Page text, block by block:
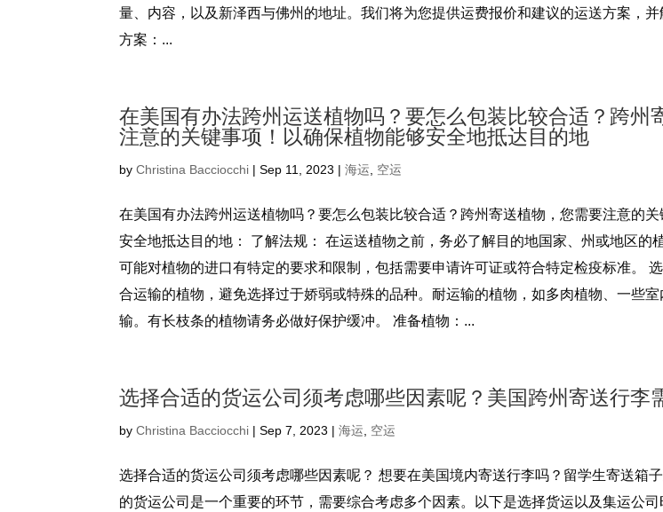
量、内容，以及新泽西与佛州的地址。我们将为您提供运费报价和建议的运送方案，
方案：...
在美国有办法跨州运送植物吗？要怎么包装比较合适？跨州
注意的关键事项！以确保植物能够安全地抵达目的地
byChristina Bacciocchi |Sep 11, 2023 |海运 空运
在美国有办法跨州运送植物吗？要怎么包装比较合适？跨州寄送植物，您需要注意的
安全地抵达目的地： 了解法规： 在运送植物之前，务必了解目的地国家、州或地区的
可能对植物的进口有特定的要求和限制，包括需要申请许可证或符合特定检疫标准。
合运输的植物，避免选择过于娇弱或特殊的品种。耐运输的植物，如多肉植物、一些
输。有长枝条的植物请务必做好保护缓冲。 准备植物：...
选择合适的货运公司须考虑哪些因素呢？美国跨州寄送行李
byChristina Bacciocchi |Sep 7, 2023 |海运 空运
选择合适的货运公司须考虑哪些因素呢？ 想要在美国境内寄送行李吗？留学生寄送箱
的货运公司是一个重要的环节，需要综合考虑多个因素。以下是选择货运以及集运公司